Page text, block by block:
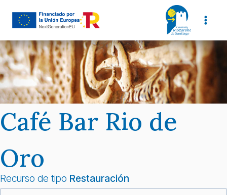
Café Bar Rio de
Oro
Recurso de tipo Restauración